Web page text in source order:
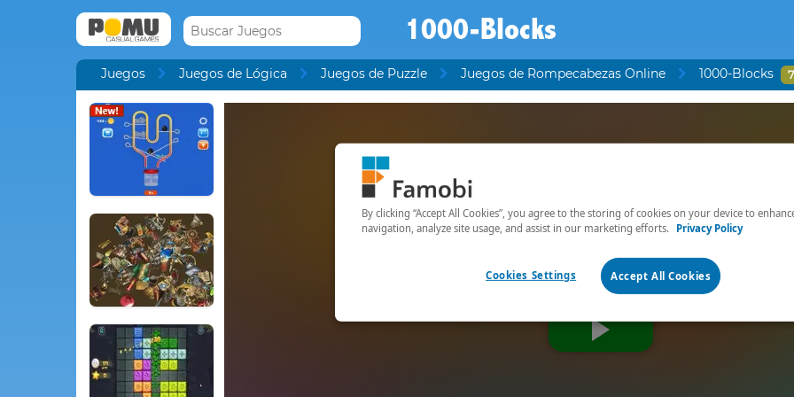
1000-Blocks
Juegos Juegos de Lógica Juegos de Puzzle Juegos de Rompecabezas Online 1000-Blocks